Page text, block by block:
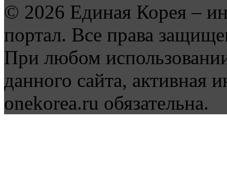
© 2026 Единая Корея –
портал. Все права
При любом
данного сайта, активная
onekorea.ru обязательна.